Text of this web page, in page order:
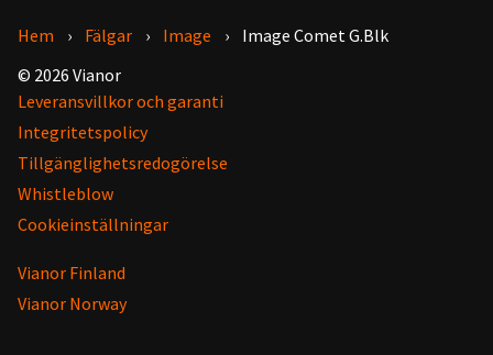
Hem Fälgar Image
Image Comet G.Blk
© 2026 Vianor
Leveransvillkor och garanti
Integritetspolicy
Tillgänglighetsredogörelse
Whistleblow
Cookieinställningar
Vianor Finland
Vianor Norway